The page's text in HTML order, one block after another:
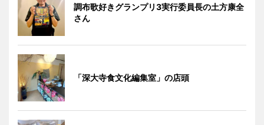
調布歌好きグランプリ3実行委員長の土方康全
さん
「深大寺食文化編集室」の店頭